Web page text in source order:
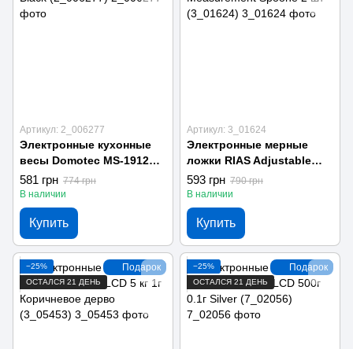
Артикул: 2_006277
Электронные кухонные
весы Domotec MS-1912
7кг Black (2_006277)
581 грн 774 грн
В наличии
Купить
Артикул: 3_01624
Электронные мерные
ложки RIAS Adjustable
Measurement Spoone 2 шт
(3_01624)
593 грн 790 грн
В наличии
Купить
Подарок
−25%
ОСТАЛСЯ 21 ДЕНЬ
Подарок
−25%
ОСТАЛСЯ 21 ДЕНЬ